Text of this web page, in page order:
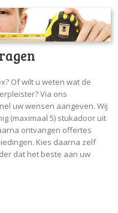
Of wilt u weten wat de
Via ons
uw wensen aangeven. Wij
(maximaal 5) stukadoor uit
ontvangen offertes
Kies daarna zelf
dat het beste aan uw